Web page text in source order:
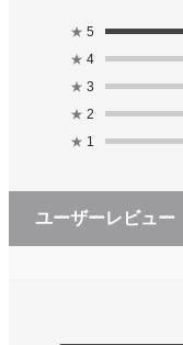
★ 5
★ 4
★ 3
★ 2
★ 1
ユーザーレビュー